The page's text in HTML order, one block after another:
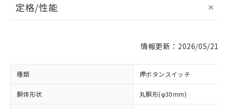
定格/性能
情報更新：2026/05/21
種類 押ボタンスイッチ
胴体形状 丸胴形(φ30mm)